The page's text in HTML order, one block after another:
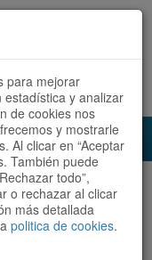
Español | Català
por:Más recientes
para mejorar
estadística y analizar
de cookies nos
y mostrarle
Al clicar en “Aceptar
También puede
todo”,
o rechazar al clicar
más detallada
politica de cookies.